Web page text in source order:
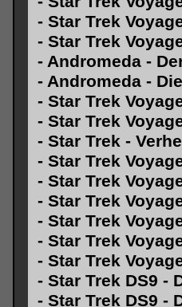
- Star Trek
- Star Trek
- Andromeda -
- Andromeda -
- Star Trek
- Star Trek
- Star Trek -
- Star Trek
- Star Trek
- Star Trek
- Star Trek
- Star Trek
- Star Trek
- Star Trek DS9 -
- Star Trek DS9 -